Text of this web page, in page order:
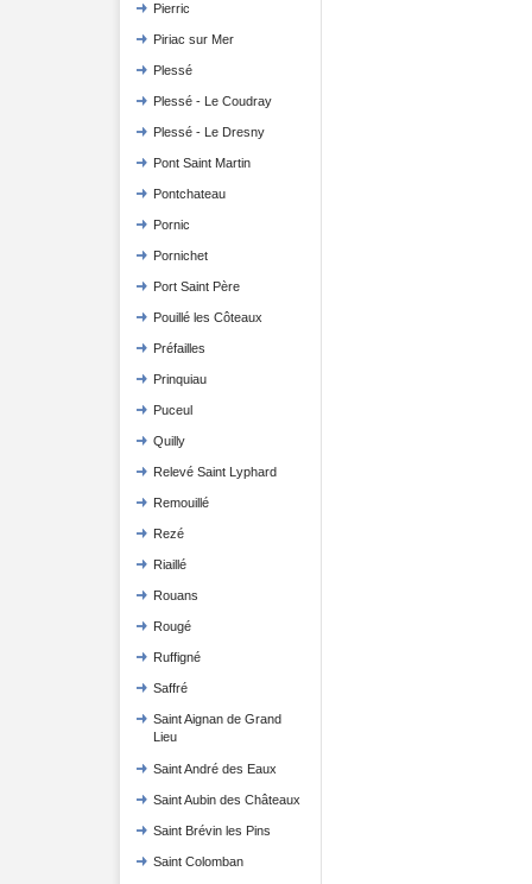
Pierric
Piriac sur Mer
Plessé
Plessé - Le Coudray
Plessé - Le Dresny
Pont Saint Martin
Pontchateau
Pornic
Pornichet
Port Saint Père
Pouillé les Côteaux
Préfailles
Prinquiau
Puceul
Quilly
Relevé Saint Lyphard
Remouillé
Rezé
Riaillé
Rouans
Rougé
Ruffigné
Saffré
Saint Aignan de Grand
Lieu
Saint André des Eaux
Saint Aubin des Châteaux
Saint Brévin les Pins
Saint Colomban